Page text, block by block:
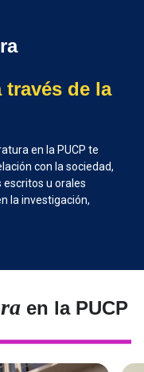
través de la
en la PUCP te
con la sociedad,
escritos u orales
la investigación,
en la PUCP